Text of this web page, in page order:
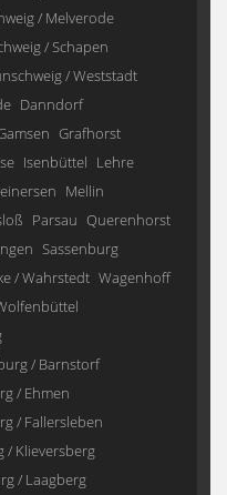
/ Melverode
/ Schapen
/ Weststadt
Danndorf
Grafhorst
Isenbüttel Lehre
Mellin
Parsau Querenhorst
Sassenburg
/ Wahrstedt Wagenhoff
/ Barnstorf
/ Ehmen
/ Fallersleben
/ Klieversberg
/ Laagberg